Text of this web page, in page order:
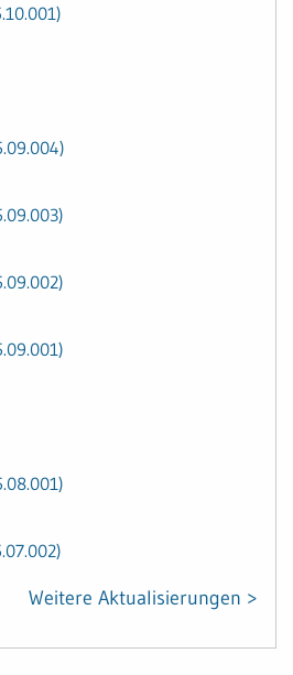
Weitere Aktualisierungen >